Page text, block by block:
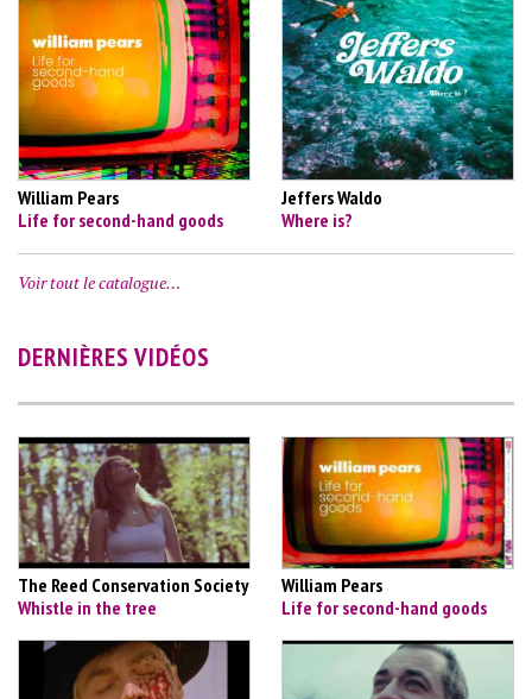
William Pears
Life for second-hand goods
Jeffers Waldo
Where is?
Voir tout le catalogue…
DERNIÈRES VIDÉOS
The Reed Conservation Society
Whistle in the tree
William Pears
Life for second-hand goods